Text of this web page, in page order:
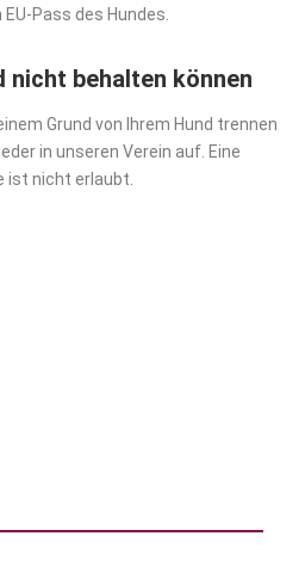
Pass des Hundes.
nicht behalten können
Grund von Ihrem Hund trennen
in unseren Verein auf. Eine
ist nicht erlaubt.